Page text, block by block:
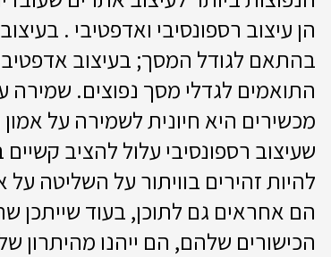
הן עיצוב רספונסיבי ואדפטיבי .
בהתאם לגודל המסך; בעיצוב
התואמים לגדלי מסך נפוצים.
מכשירים היא חיונית לשמירה על
שעיצוב רספונסיבי עלול להציב
להיות זהירים בוויתור על השליטה
הם אחראים גם לתוכן, בעוד שייתכן
הכישורים שלהם, הם ייהנו מהיתרון